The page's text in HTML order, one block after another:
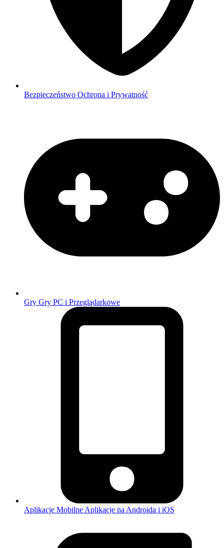
Bezpieczeństwo Ochrona i Prywatność
Gry Gry PC i Przeglądarkowe
Aplikacje Mobilne Aplikacje na Androida i iOS